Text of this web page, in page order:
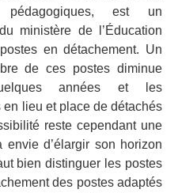
est un
ministère de l’Éducation
en détachement. Un
de ces postes diminue
années et les
lieu et place de détachés
reste cependant une
d’élargir son horizon
bien distinguer les postes
des postes adaptés